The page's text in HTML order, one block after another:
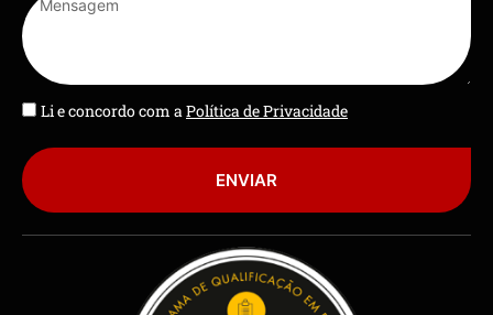
Li e concordo com aPolítica de Privacidade
ENVIAR